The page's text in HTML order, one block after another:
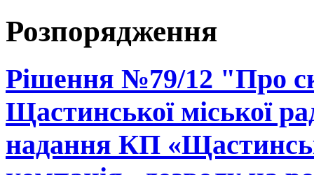
Розпорядження
Рішення №79/12 "Про
Щастинської міської
надання КП